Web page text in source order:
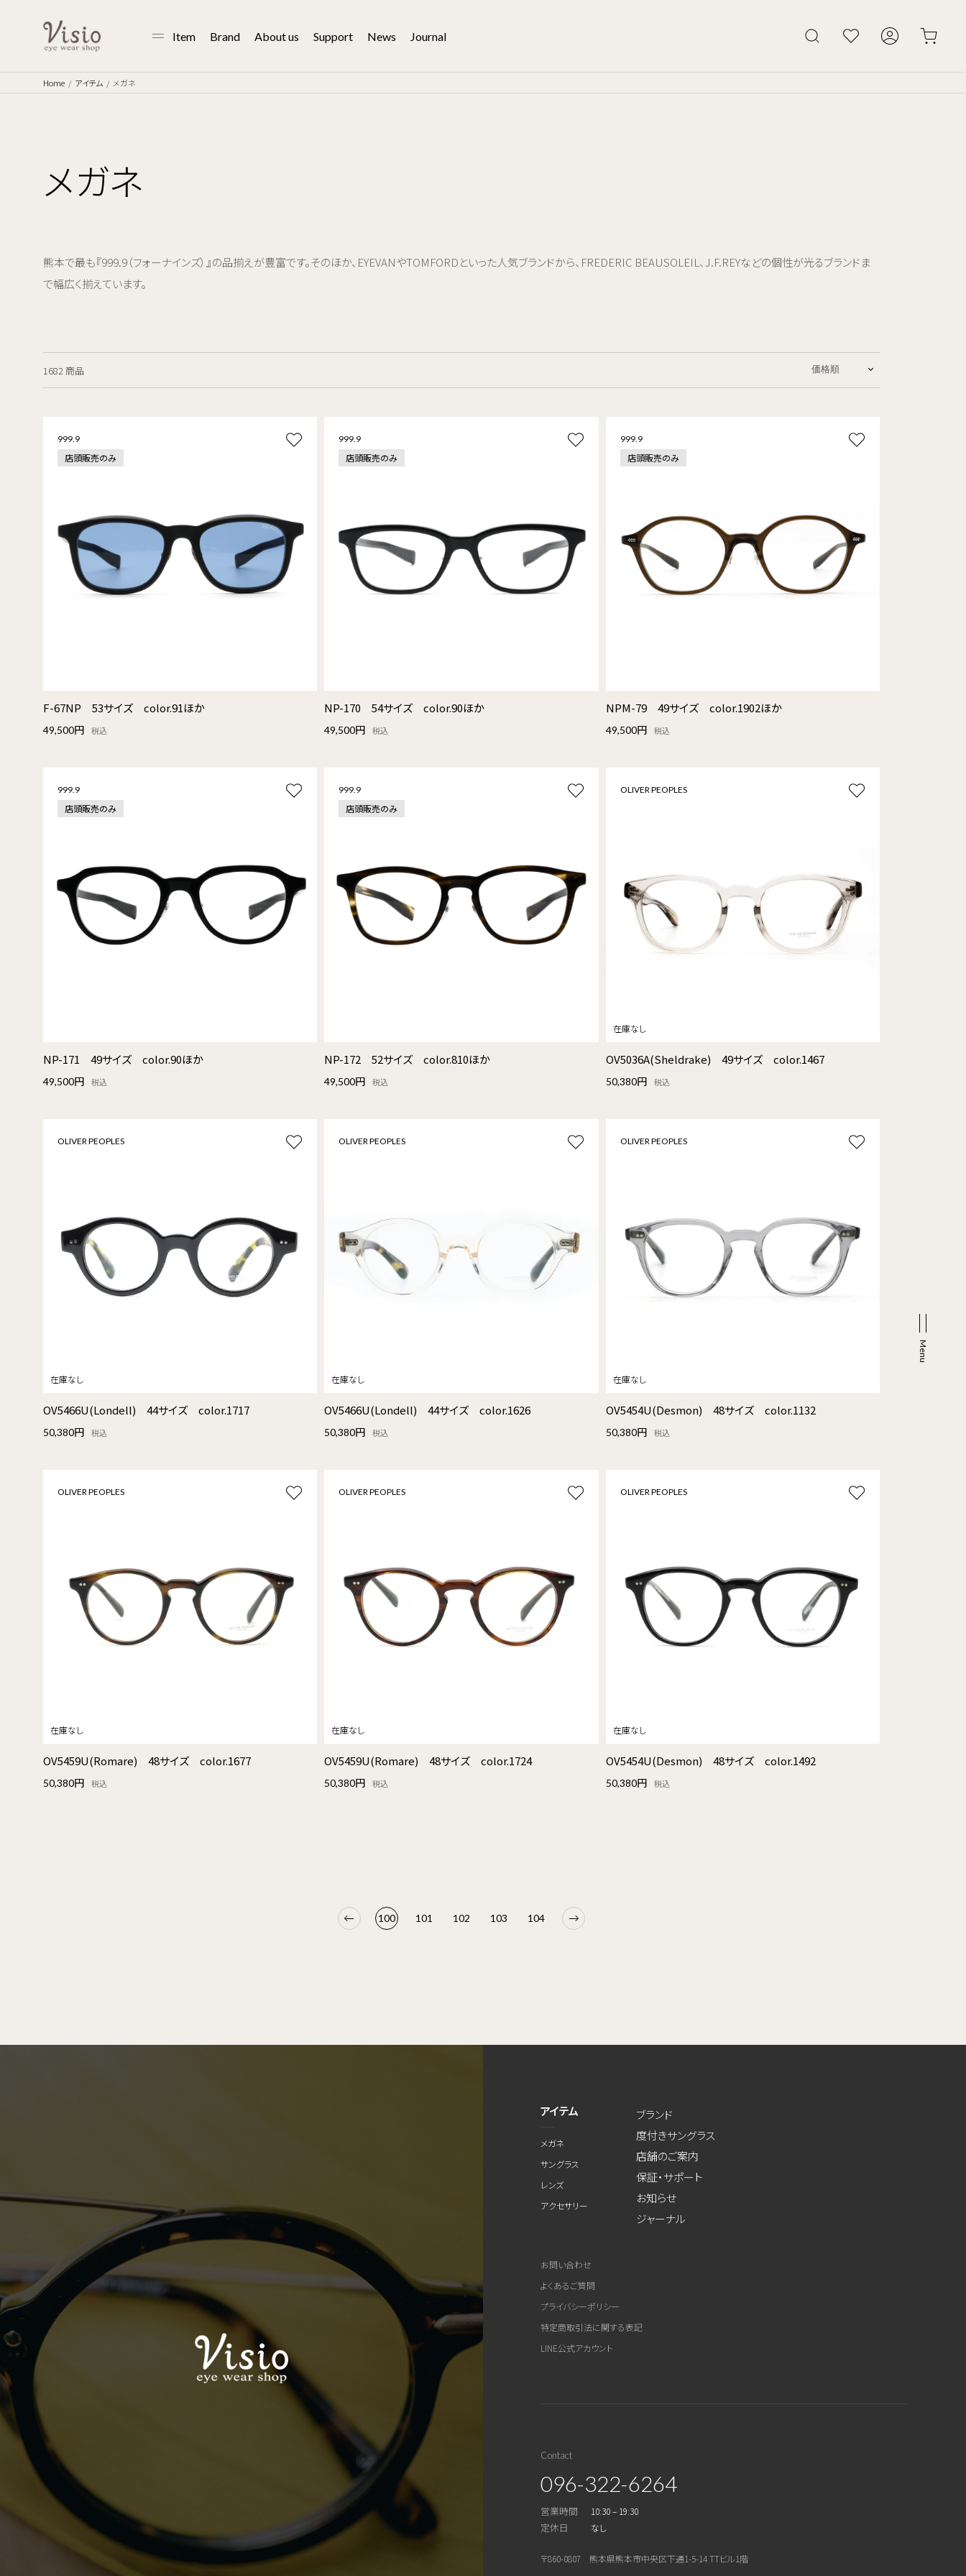
Item Brand About us Support News Journal
Home アイテム メガネ
メガネ
熊本で最も『999.9（フォーナインズ）』の品揃えが豊富です。そのほか、EYEVANやTOMFORDといった人気ブランドから、FREDERIC BEAUSOLEIL、J.F.REYなどの個性が光るブランドま
で幅広く揃えています。
1682 商品
999.9
店頭販売のみ
F-67NP 53サイズ color.91ほか
49,500円 税込
999.9
店頭販売のみ
NP-170 54サイズ color.90ほか
49,500円 税込
999.9
店頭販売のみ
NPM-79 49サイズ color.1902ほか
49,500円 税込
999.9
店頭販売のみ
NP-171 49サイズ color.90ほか
49,500円 税込
999.9
店頭販売のみ
NP-172 52サイズ color.810ほか
49,500円 税込
OLIVER PEOPLES
OV5036A(Sheldrake) 49サイズ color.1467
50,380円 税込
OLIVER PEOPLES
OV5466U(Londell) 44サイズ color.1717
50,380円 税込
OLIVER PEOPLES
OV5466U(Londell) 44サイズ color.1626
50,380円 税込
OLIVER PEOPLES
OV5454U(Desmon) 48サイズ color.1132
50,380円 税込
OLIVER PEOPLES
OV5459U(Romare) 48サイズ color.1677
50,380円 税込
OLIVER PEOPLES
OV5459U(Romare) 48サイズ color.1724
50,380円 税込
OLIVER PEOPLES
OV5454U(Desmon) 48サイズ color.1492
50,380円 税込
100 101 102 103 104
アイテム
メガネ
サングラス
レンズ
アクセサリー
ブランド
度付きサングラス
店舗のご案内
保証・サポート
お知らせ
ジャーナル
お問い合わせ
よくあるご質問
プライバシーポリシー
特定商取引法に関する表記
LINE公式アカウント
Contact
096-322-6264
営業時間 10:30 – 19:30
定休日 なし
〒860-0807 熊本県熊本市中央区下通1-5-14 TTビル1階